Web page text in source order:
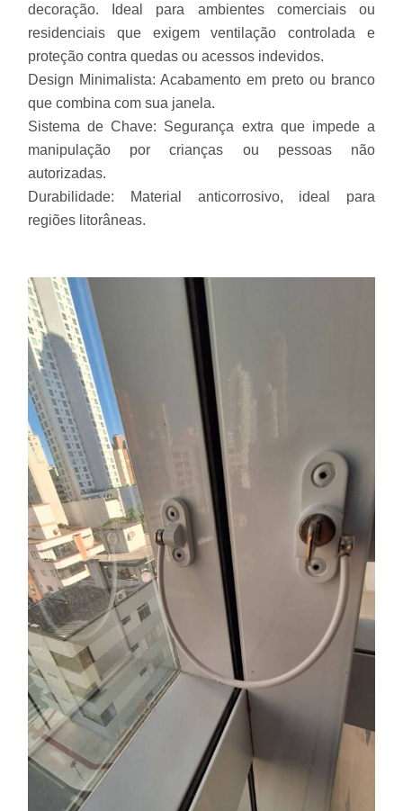
decoração. Ideal para ambientes comerciais ou
residenciais que exigem ventilação controlada e
proteção contra quedas ou acessos indevidos.
Design Minimalista: Acabamento em preto ou branco
que combina com sua janela.
Sistema de Chave: Segurança extra que impede a
manipulação por crianças ou pessoas não
autorizadas.
Durabilidade: Material anticorrosivo, ideal para
regiões litorâneas.